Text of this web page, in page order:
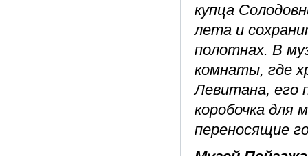
купца
лета и
полотнах. В
комнаты, где
Левитана, его
коробочка для
переносящие